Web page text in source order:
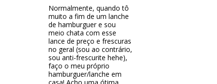
Normalmente, quando tô
muito a fim de um lanche
de hamburguer e sou
meio chata com esse
lance de preço e frescuras
no geral (sou ao contrário,
sou anti-frescurite hehe),
faço o meu próprio
hamburguer/lanche em
casa! Acho uma ótima